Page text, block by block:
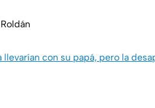
llevarían con su papá, pero la